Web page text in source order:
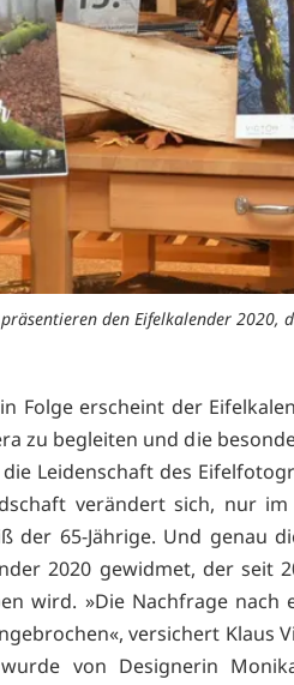
den Eifelkalender
Folge erscheint der
zu begleiten und die
die Leidenschaft des
verändert sich, nur
der 65-Jährige. Und genau
2020 gewidmet, der seit
wird. »Die Nachfrage
versichert Klaus
von Designerin